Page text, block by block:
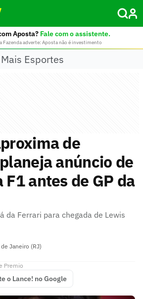
Aposta? Fale com o assistente.
Fazenda adverte: Aposta não é investimento
Mais Esportes
de
anúncio de
antes de GP da
da Ferrari para chegada de Lewis
de Janeiro (RJ)
Premio
o Lance! no Google